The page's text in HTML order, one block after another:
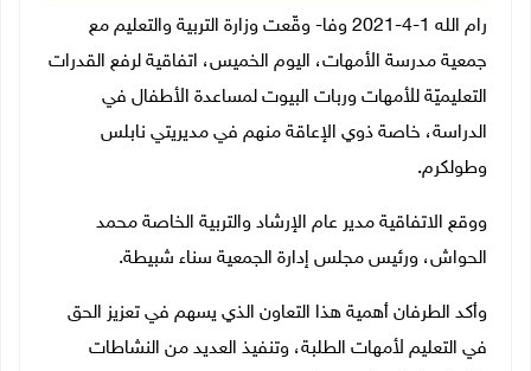
رام الله 1-4-2021 وفا- وقّعت وزارة التربية والتعليم مع
جمعية مدرسة الأمهات، اليوم الخميس، اتفاقية لرفع القدرات
التعليميّة للأمهات وربات البيوت لمساعدة الأطفال في
الدراسة، خاصة ذوي الإعاقة منهم في مديريتي نابلس
وطولكرم.
ووقع الاتفاقية مدير عام الإرشاد والتربية الخاصة محمد
الحواش، ورئيس مجلس إدارة الجمعية سناء شبيطة.
وأكد الطرفان أهمية هذا التعاون الذي يسهم في تعزيز الحق
في التعليم لأمهات الطلبة، وتنفيذ العديد من النشاطات